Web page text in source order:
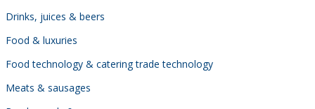
Drinks, juices & beers
Food & luxuries
Food technology & catering trade technology
Meats & sausages